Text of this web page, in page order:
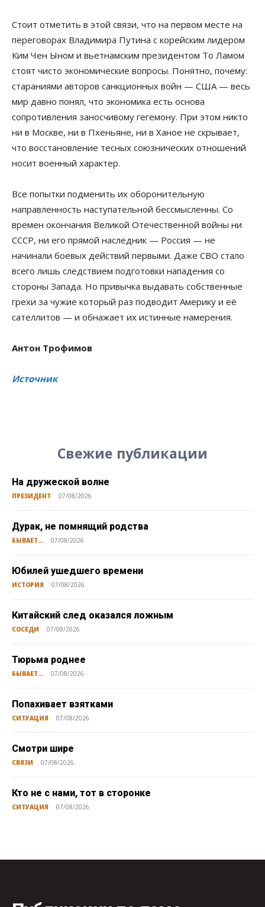
Стоит отметить в этой связи, что на первом месте на
переговорах Владимира Путина с корейским лидером
Ким Чен Ыном и вьетнамским президентом То Ламом
стоят чисто экономические вопросы. Понятно, почему:
стараниями авторов санкционных войн — США — весь
мир давно понял, что экономика есть основа
сопротивления заносчивому гегемону. При этом никто
ни в Москве, ни в Пхеньяне, ни в Ханое не скрывает,
что восстановление тесных союзнических отношений
носит военный характер.
Все попытки подменить их оборонительную
направленность наступательной бессмысленны. Со
времен окончания Великой Отечественной войны ни
СССР, ни его прямой наследник — Россия — не
начинали боевых действий первыми. Даже СВО стало
всего лишь следствием подготовки нападения со
стороны Запада. Но привычка выдавать собственные
грехи за чужие который раз подводит Америку и её
сателлитов — и обнажает их истинные намерения.
Антон Трофимов
Источник
Свежие публикации
На дружеской волне
ПРЕЗИДЕНТ 07/08/2026
Дурак, не помнящий родства
БЫВАЕТ... 07/08/2026
Юбилей ушедшего времени
ИСТОРИЯ 07/08/2026
Китайский след оказался ложным
СОСЕДИ 07/08/2026
Тюрьма роднее
БЫВАЕТ... 07/08/2026
Попахивает взятками
СИТУАЦИЯ 07/08/2026
Смотри шире
СВЯЗИ 07/08/2026
Кто не с нами, тот в сторонке
СИТУАЦИЯ 07/08/2026